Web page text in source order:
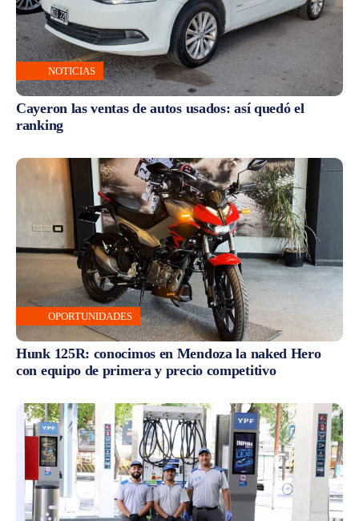
NOTICIAS
Cayeron las ventas de autos usados: así quedó el
ranking
OPORTUNIDADES
Hunk 125R: conocimos en Mendoza la naked Hero
con equipo de primera y precio competitivo